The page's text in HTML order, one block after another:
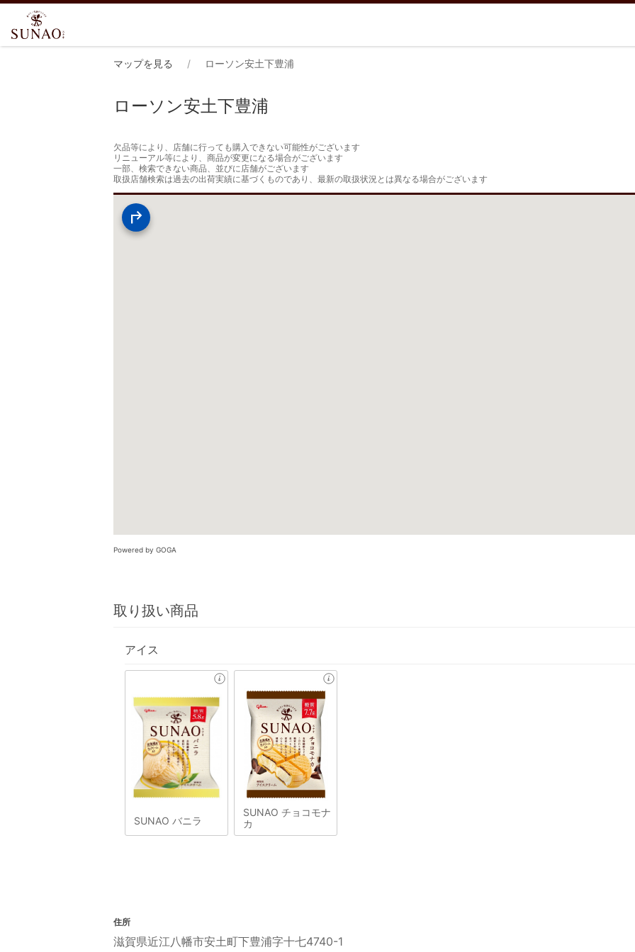
マップを見る ローソン安土下豊浦
ローソン安土下豊浦
欠品等により、店舗に行っても購入できない可能性がございます
リニューアル等により、商品が変更になる場合がございます
一部、検索できない商品、並びに店舗がございます
取扱店舗検索は過去の出荷実績に基づくものであり、最新の取扱状況とは異なる場合がございます
Powered by GOGA
取り扱い商品
アイス
SUNAO バニラ
SUNAO チョコモナ
カ
住所
滋賀県近江八幡市安土町下豊浦字十七4740-1